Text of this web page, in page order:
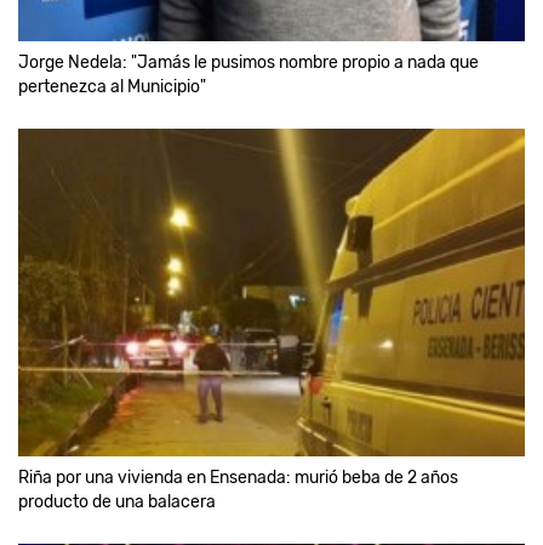
Jorge Nedela: "Jamás le pusimos nombre propio a nada que
pertenezca al Municipio"
Riña por una vivienda en Ensenada: murió beba de 2 años
producto de una balacera